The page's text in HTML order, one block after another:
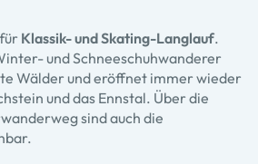
Klassik- und Skating-Langlauf.
und Schneeschuhwanderer
Wälder und eröffnet immer wieder
und das Ennstal. Über die
sind auch die